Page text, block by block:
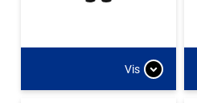
Vis